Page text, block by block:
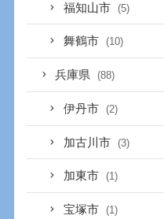
福知山市 (5)
舞鶴市 (10)
兵庫県 (88)
伊丹市 (2)
加古川市 (3)
加東市 (1)
宝塚市 (1)